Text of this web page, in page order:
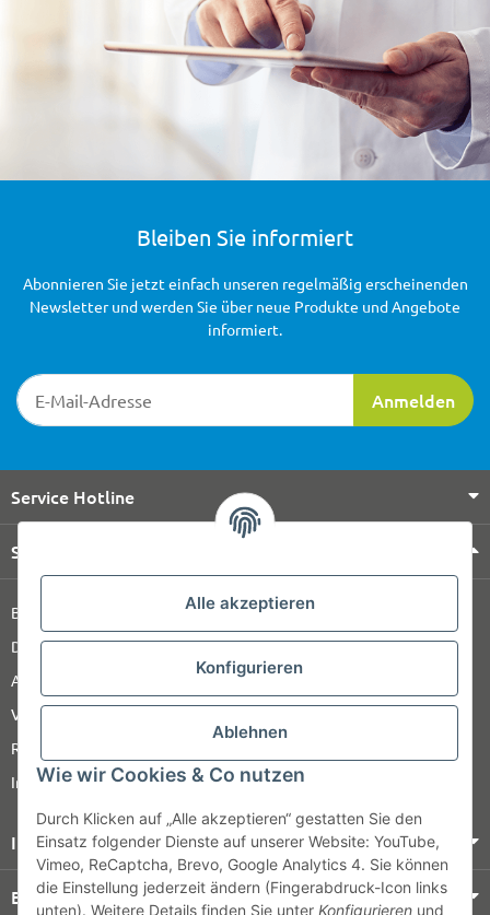
Alle akzeptieren
Konfigurieren
Ablehnen
Wie wir Cookies & Co nutzen
Durch Klicken auf „Alle akzeptieren“ gestatten Sie den
Einsatz folgender Dienste auf unserer Website: YouTube,
Vimeo, ReCaptcha, Brevo, Google Analytics 4. Sie können
die Einstellung jederzeit ändern (Fingerabdruck-Icon links
unten). Weitere Details finden Sie unter Konfigurieren und
Bleiben Sie informiert
Newsletter-Registrierung
Anmelden
Abonnieren Sie jetzt einfach unseren regelmäßig erscheinenden
Newsletter und werden Sie über neue Produkte und Angebote
informiert.
Service Hotline
Shop Service
Barrierefreiheitserklärung
Datenschutz
AGB
Versandinformationen
Retour
Impressum
Informationen
Bezahlung & Versand